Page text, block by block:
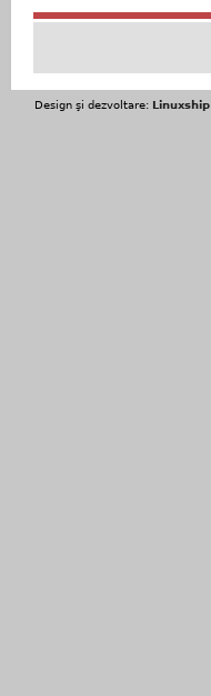
Design şi dezvoltare: Linuxship